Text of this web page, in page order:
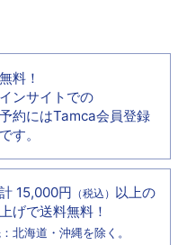
料！
ンサイトでの
約にはTamca会員登録
す。
15,000円 （税込） 以上の
げで送料無料！
北海道・沖縄を除く。